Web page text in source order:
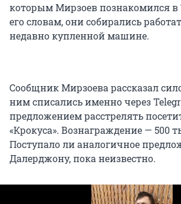
которым Мирзоев познакомился в
его словам, они собирались
недавно купленной машине.
Сообщник Мирзоева рассказал
ним списались именно через
предложением расстрелять
«Крокуса». Вознаграждение — 500
Поступало ли аналогичное
Далерджону, пока неизвестно.